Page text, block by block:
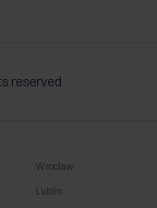
reserved
Wrocław
Lublin